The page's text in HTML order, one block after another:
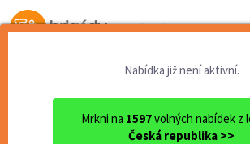
Od první brigády
Nabídka již není aktivní.
Mrkni na 1597volných nabídek z
Česká republika >>
Olomoucký kraj
okres
Uničov
Uničov: BRIGÁDA PRODAVAČ/